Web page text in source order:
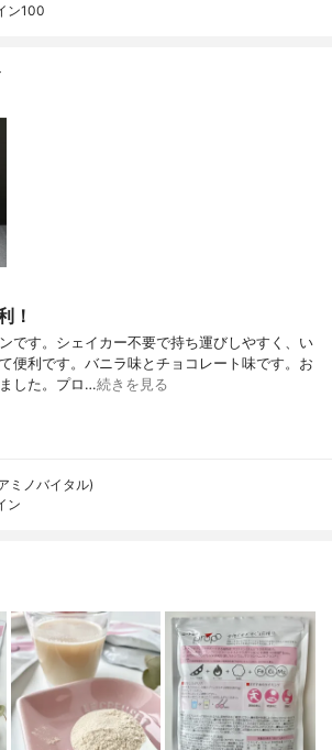
ン100
！
です。シェイカー不要で持ち運びしやすく、い
便利です。バニラ味とチョコレート味です。お
した。プロ…続きを見る
ミノバイタル)
ン